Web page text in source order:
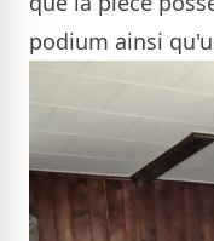
podium ainsi